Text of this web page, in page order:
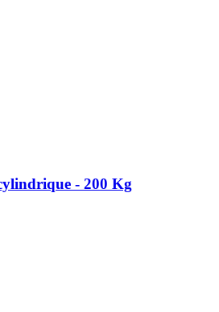
- 200 Kg